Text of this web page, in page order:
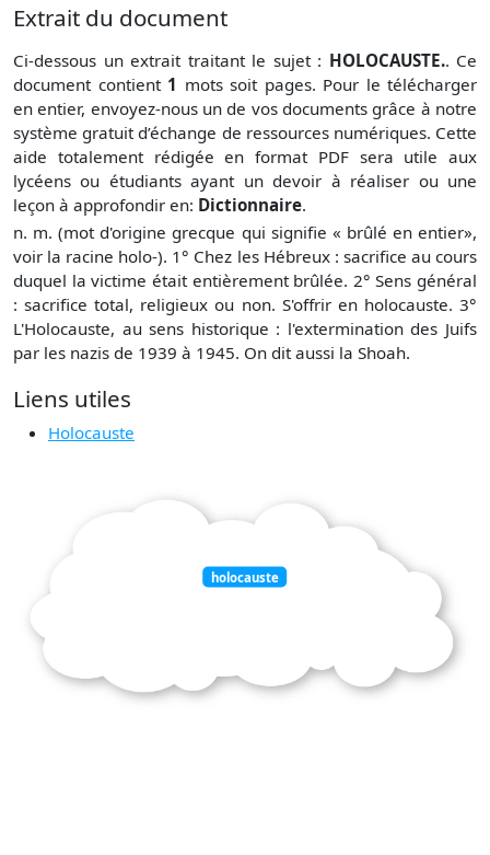
Extrait du document
Ci-dessous un extrait traitant le sujet : HOLOCAUSTE.. Ce
document contient 1 mots soit pages. Pour le télécharger
en entier, envoyez-nous un de vos documents grâce à notre
système gratuitd’échange de ressources numériques. Cette
aide totalement rédigée en format PDF sera utile aux
lycéens ou étudiants ayant un devoir à réaliser ou une
leçon à approfondir en: Dictionnaire.
n. m. (mot d'origine grecque qui signifie « brûlé en entier»,
voir la racine holo-). 1° Chez les Hébreux : sacrifice au cours
duquel la victime était entièrement brûlée. 2° Sens général
: sacrifice total, religieux ou non. S'offrir en holocauste. 3°
L'Holocauste, au sens historique : l'extermination des Juifs
par les nazis de 1939 à 1945. On dit aussi la Shoah.
Liens utiles
Holocauste
holocauste